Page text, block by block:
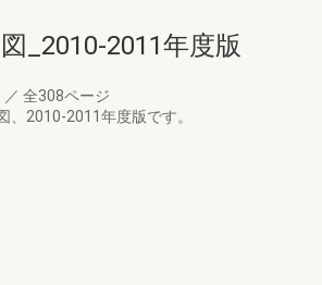
_2010-2011年度版
／ 全308ページ
、2010-2011年度版です。